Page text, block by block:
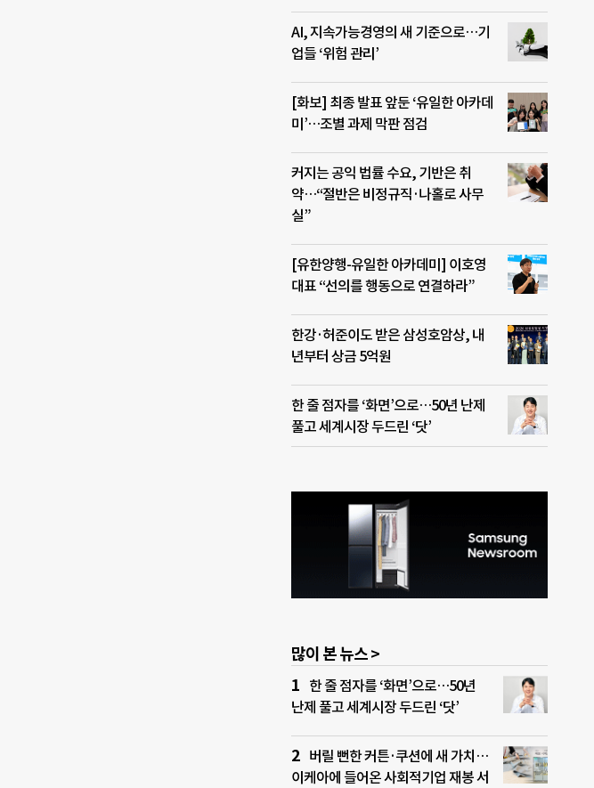
AI, 지속가능경영의 새 기준으로…기
업들 ‘위험 관리’
[화보] 최종 발표 앞둔 ‘유일한 아카데
미’…조별 과제 막판 점검
커지는 공익 법률 수요, 기반은 취
약…“절반은 비정규직·나홀로 사무
실”
[유한양행-유일한 아카데미] 이호영
대표 “선의를 행동으로 연결하라”
한강·허준이도 받은 삼성호암상, 내
년부터 상금 5억원
한 줄 점자를 ‘화면’으로…50년 난제
풀고 세계시장 두드린 ‘닷’
많이 본 뉴스 >
한 줄 점자를 ‘화면’으로…50년
난제 풀고 세계시장 두드린 ‘닷’
버릴 뻔한 커튼·쿠션에 새 가치…
이케아에 들어온 사회적기업 재봉 서